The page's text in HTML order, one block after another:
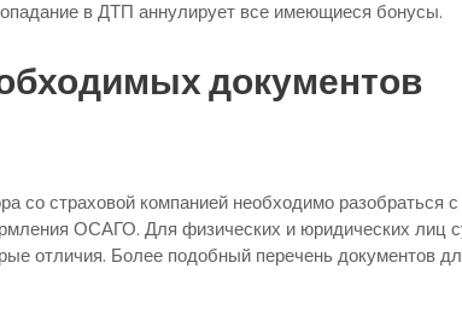
в ДТП аннулирует все имеющиеся бонусы.
документов
со страховой компанией необходимо разобраться с
ОСАГО. Для физических и юридических лиц
отличия. Более подобный перечень документов